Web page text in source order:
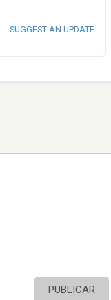
SUGGEST AN UPDATE
PUBLICAR